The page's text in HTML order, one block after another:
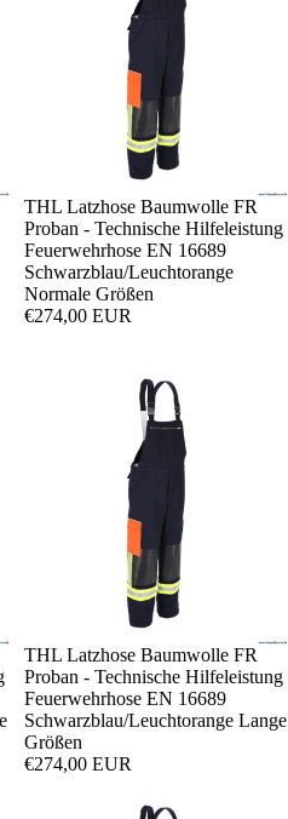
THL Latzhose Baumwolle FR
Proban - Technische Hilfeleistung
Feuerwehrhose EN 16689
Schwarzblau/Leuchtorange
Normale Größen
€274,00 EUR
THL Latzhose Baumwolle FR
Proban - Technische Hilfeleistung
Feuerwehrhose EN 16689
Schwarzblau/Leuchtorange Lange
Größen
€274,00 EUR